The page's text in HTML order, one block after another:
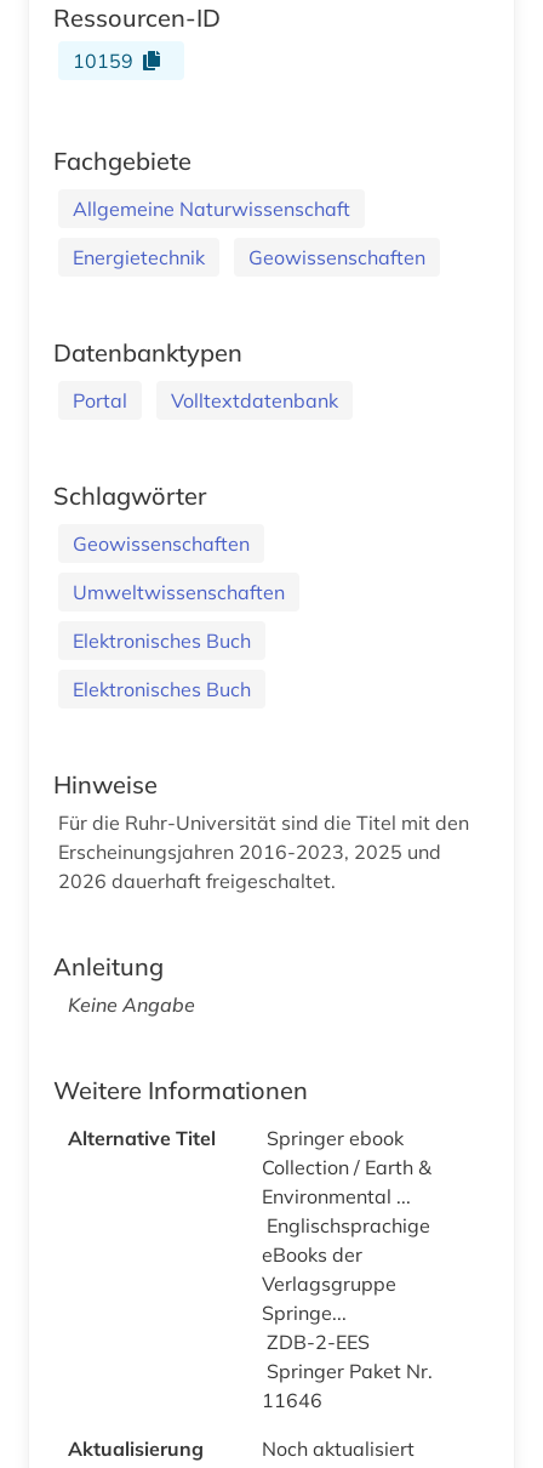
Ressourcen-ID
10159
Fachgebiete
Allgemeine Naturwissenschaft
Energietechnik
Geowissenschaften
Datenbanktypen
Portal Volltextdatenbank
Schlagwörter
Geowissenschaften
Umweltwissenschaften
Elektronisches Buch
Elektronisches Buch
Hinweise
Für die Ruhr-Universität sind die Titel mit den
Erscheinungsjahren 2016-2023, 2025 und
2026 dauerhaft freigeschaltet.
Anleitung
Keine Angabe
Weitere Informationen
Alternative Titel
Springer ebook
Collection / Earth &
Environmental ...
Englischsprachige
eBooks der
Verlagsgruppe
Springe...
ZDB-2-EES
Springer Paket Nr.
11646
Aktualisierung
Noch aktualisiert